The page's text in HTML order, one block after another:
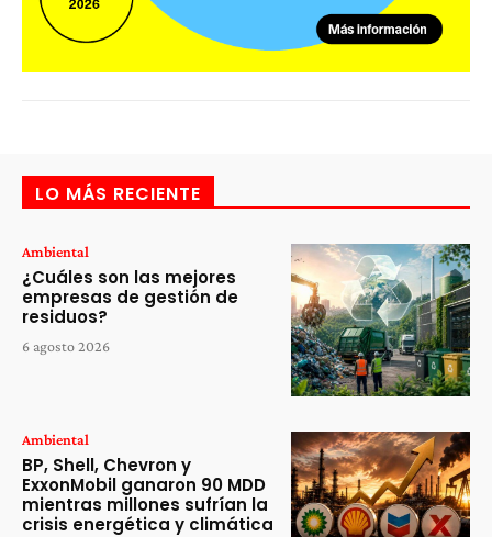
LO MÁS RECIENTE
Ambiental
¿Cuáles son las mejores
empresas de gestión de
residuos?
6 agosto 2026
Ambiental
BP, Shell, Chevron y
ExxonMobil ganaron 90 MDD
mientras millones sufrían la
crisis energética y climática